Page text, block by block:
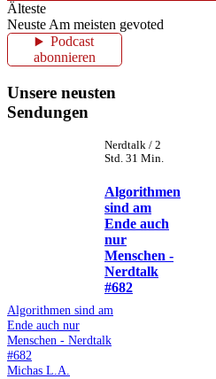
Älteste
Neuste Am meisten gevoted
Podcast
abonnieren
Unsere neusten
Sendungen
Nerdtalk / 2
Std. 31 Min.
Algorithmen
sind am
Ende auch
nur
Menschen -
Nerdtalk
#682
Algorithmen sind am
Ende auch nur
Menschen - Nerdtalk
#682
Michas L.A.